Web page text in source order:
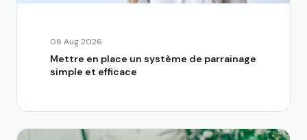
08 Aug 2026
Mettre en place un système de parrainage
simple et efficace